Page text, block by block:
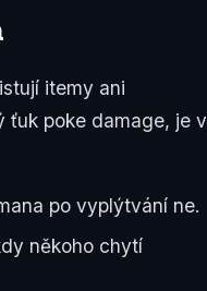
itemy ani
ťuk poke damage, je v
po vyplýtvání ne.
někoho chytí